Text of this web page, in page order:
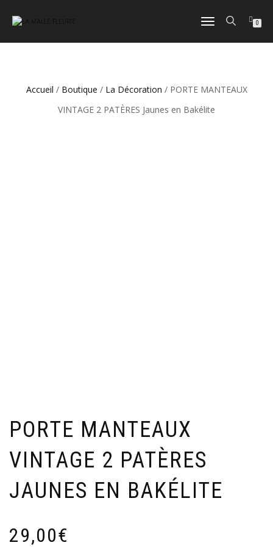
DÉPLIER
NAVIGATION
0
Accueil / Boutique / La Décoration / PORTE MANTEAUX
VINTAGE 2 PATÈRES Jaunes en Bakélite
PORTE MANTEAUX
VINTAGE 2 PATÈRES
JAUNES EN BAKÉLITE
29,00€